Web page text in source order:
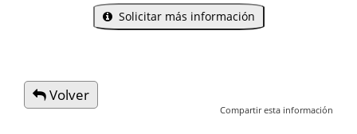
Solicitar más información
Volver
Compartir esta información